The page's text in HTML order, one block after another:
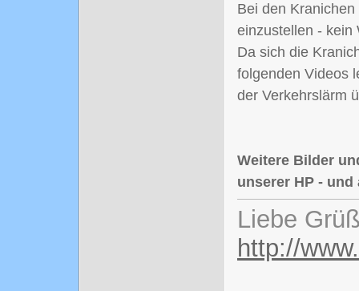
Bei den
einzustellen - kein
Da sich die
folgenden Videos
der Verkehrslärm
Weitere Bilder
unserer HP -
Liebe
http://